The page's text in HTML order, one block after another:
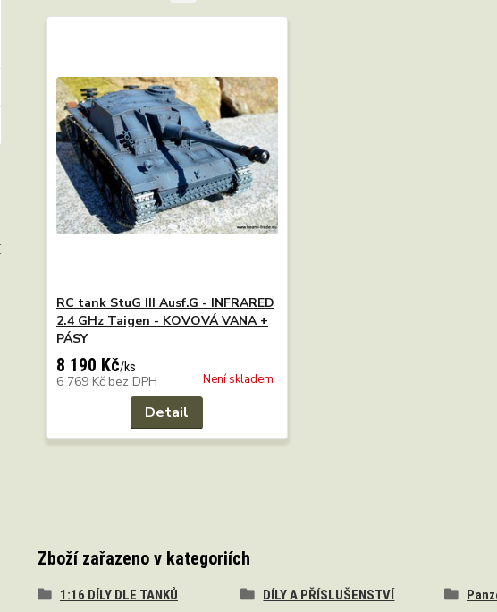
RC tank StuG III Ausf.G - INFRARED
2.4 GHz Taigen - KOVOVÁ VANA +
PÁSY
8 190 Kč/ks
6 769 Kč bez DPH Není skladem
Detail
Zboží zařazeno v kategoriích
1:16 DÍLY DLE TANKŮ DÍLY A PŘÍSLUŠENSTVÍ